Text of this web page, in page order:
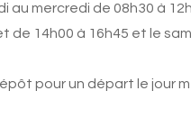
mercredi de 08h30 à
de 14h00 à 16h45 et le
pour un départ le jour